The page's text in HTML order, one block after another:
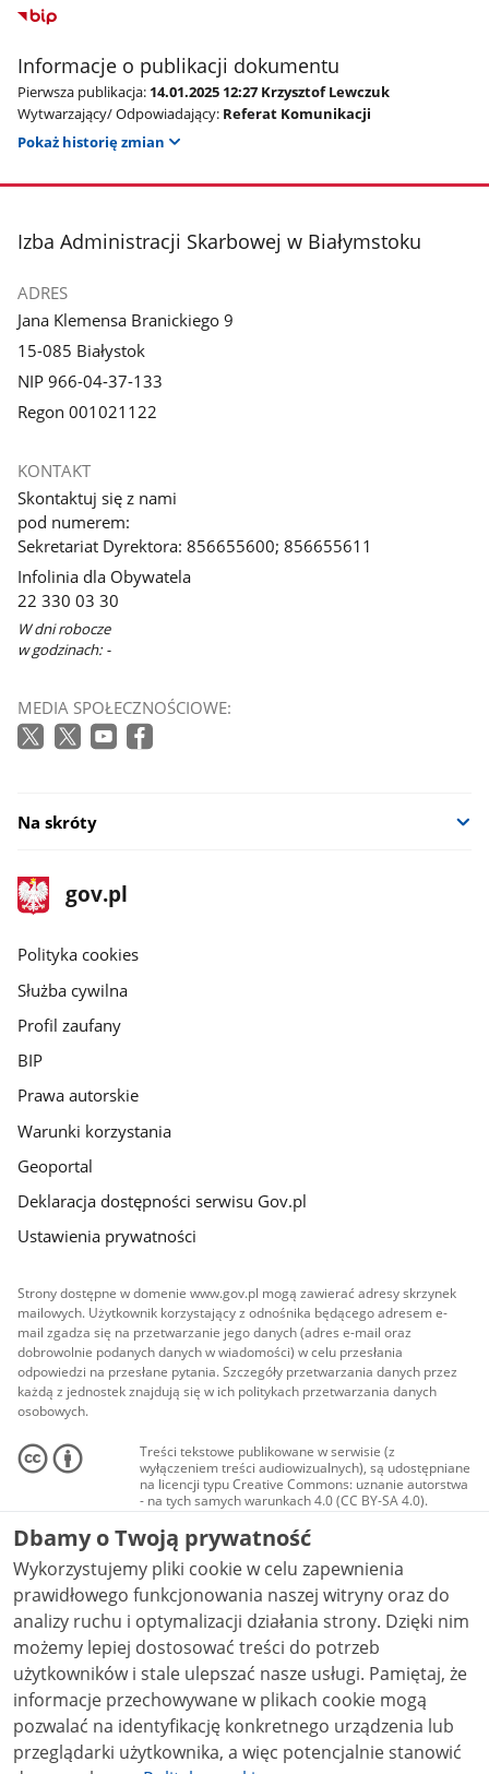
galerii.
Informacje o publikacji dokumentu
Pierwsza publikacja: 14.01.2025 12:27 Krzysztof Lewczuk
Wytwarzający/ Odpowiadający: Referat Komunikacji
Pokaż historię zmian
stopka
Izba Administracji Skarbowej w Białymstoku
ADRES
Jana Klemensa Branickiego 9
15-085 Białystok
NIP 966-04-37-133
Regon 001021122
KONTAKT
Skontaktuj się z nami
pod numerem:
Sekretariat Dyrektora: 856655600; 856655611
Infolinia dla Obywatela
22 330 03 30
W dni robocze
w godzinach: -
MEDIA SPOŁECZNOŚCIOWE:
Na skróty
stopka
gov.pl
Strona
gov.pl
gov.pl
Polityka cookies
Służba cywilna
Profil zaufany
BIP
Prawa autorskie
Warunki korzystania
Geoportal
Deklaracja dostępności serwisu Gov.pl
Ustawienia prywatności
Strony dostępne w domenie www.gov.pl mogą zawierać adresy skrzynek
mailowych. Użytkownik korzystający z odnośnika będącego adresem e-
mail zgadza się na przetwarzanie jego danych (adres e-mail oraz
dobrowolnie podanych danych w wiadomości) w celu przesłania
odpowiedzi na przesłane pytania. Szczegóły przetwarzania danych przez
każdą z jednostek znajdują się w ich politykach przetwarzania danych
osobowych.
Treści tekstowe publikowane w serwisie (z
wyłączeniem treści audiowizualnych), są udostępniane
na licencji typu Creative Commons: uznanie autorstwa
- na tych samych warunkach 4.0 (CC BY-SA 4.0).
Materiały audiowizualne, w tym zdjęcia, materiały
audio i wideo, są udostępniane na licencji typu
Creative Commons: uznanie autorstwa użycie
niekomercyjne - bez utworów zależnych 4.0 (CC BY-
NC-ND 4.0), o ile nie jest to stwierdzone inaczej.
Dbamy o Twoją prywatność
Wykorzystujemy pliki cookie w celu zapewnienia
prawidłowego funkcjonowania naszej witryny oraz do
analizy ruchu i optymalizacji działania strony. Dzięki nim
możemy lepiej dostosować treści do potrzeb
użytkowników i stale ulepszać nasze usługi. Pamiętaj, że
informacje przechowywane w plikach cookie mogą
pozwalać na identyfikację konkretnego urządzenia lub
przeglądarki użytkownika, a więc potencjalnie stanowić